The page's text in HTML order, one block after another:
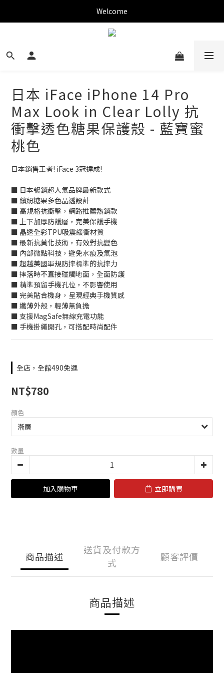
✨新加入會員可現折$150購物金✨
Welcome
✨新加入會員可現折$150購物金✨
日本 iFace iPhone 14 Pro
Max Look in Clear Lolly 抗
衝擊透色糖果保護殼 - 藍寶蜜
桃色
日本銷售王者! iFace 3冠達成!
■ 日本暢銷超人氣品牌最新款式
■ 繽紛糖果多色晶透設計
■ 高規格抗衝擊，網路推薦熱銷款
■ 上下加厚防護層，完美保護手機
■ 晶透全彩TPU吸震緩衝材質
■ 最新抗黃化技術，有效對抗變色
■ 內部微點科技，避免水痕及氣泡
■ 超越美國軍規防摔標準的抗摔力
■ 摔落時不直接碰觸地面，全面防護
■ 精準預留手機孔位，不影響使用
■ 完美貼合機身，呈現經典手機質感
■ 纖薄外殼，輕薄無負擔
■ 支援MagSafe無線充電功能
■ 手機掛繩開孔，可搭配時尚配件
全店，全館490免運
NT$780
顏色
數量
加入購物車 立即購買
商品描述
送貨及付款方
式
顧客評價
商品描述